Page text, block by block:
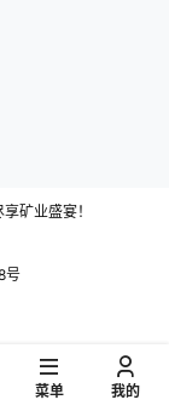
矿业盛宴！
号
菜单 我的